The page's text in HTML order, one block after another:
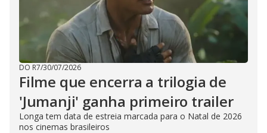
DO R7/30/07/2026
Filme que encerra a trilogia de
'Jumanji' ganha primeiro trailer
Longa tem data de estreia marcada para o Natal de 2026
nos cinemas brasileiros